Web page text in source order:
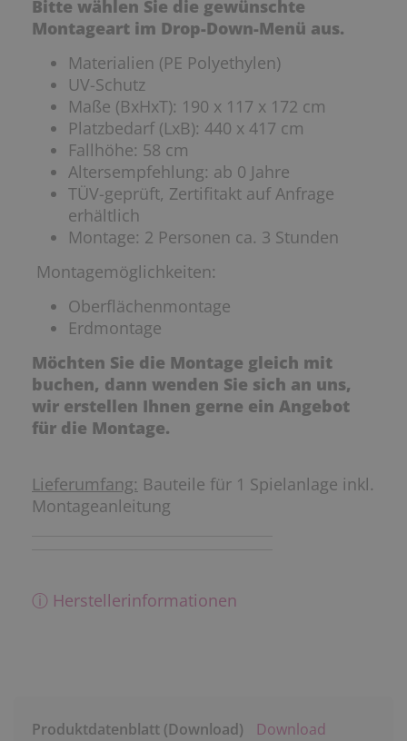
Bitte wählen Sie die gewünschte
Montageart im Drop-Down-Menü aus.
Materialien (PE Polyethylen)
UV-Schutz
Maße (BxHxT): 190 x 117 x 172 cm
Platzbedarf (LxB): 440 x 417 cm
Fallhöhe: 58 cm
Altersempfehlung: ab 0 Jahre
TÜV-geprüft, Zertifitakt auf Anfrage
erhältlich
Montage: 2 Personen ca. 3 Stunden
Montagemöglichkeiten:
Oberflächenmontage
Erdmontage
Möchten Sie die Montage gleich mit
buchen, dann wenden Sie sich an uns,
wir erstellen Ihnen gerne ein Angebot
für die Montage.
Lieferumfang: Bauteile für 1 Spielanlage inkl.
Montageanleitung
ⓘ Herstellerinformationen
Produktdatenblatt (Download) Download